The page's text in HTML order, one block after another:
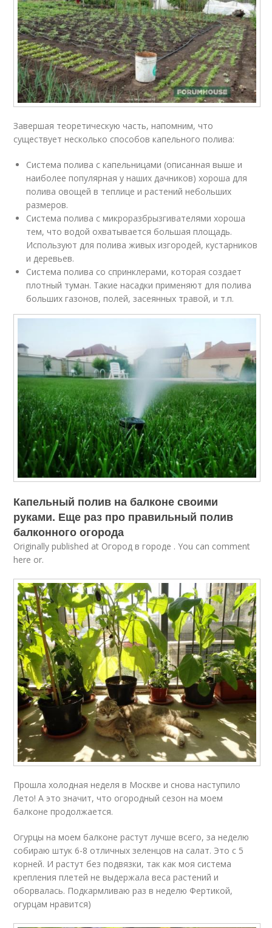
Завершая теоретическую часть, напомним, что
существует несколько способов капельного полива:
Система полива с капельницами (описанная выше и
наиболее популярная у наших дачников) хороша для
полива овощей в теплице и растений небольших
размеров.
Система полива с микроразбрызгивателями хороша
тем, что водой охватывается большая площадь.
Используют для полива живых изгородей, кустарников
и деревьев.
Система полива со спринклерами, которая создает
плотный туман. Такие насадки применяют для полива
больших газонов, полей, засеянных травой, и т.п.
Капельный полив на балконе своими
руками. Еще раз про правильный полив
балконного огорода
Originally published at Огород в городе . You can comment
here or.
Прошла холодная неделя в Москве и снова наступило
Лето! А это значит, что огородный сезон на моем
балконе продолжается.
Огурцы на моем балконе растут лучше всего, за неделю
собираю штук 6-8 отличных зеленцов на салат. Это с 5
корней. И растут без подвязки, так как моя система
крепления плетей не выдержала веса растений и
оборвалась. Подкармливаю раз в неделю Фертикой,
огурцам нравится)